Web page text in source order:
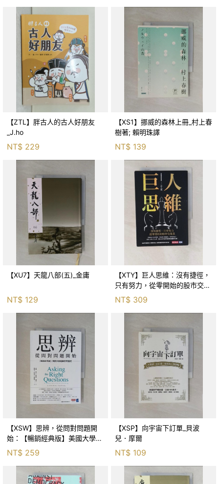
【ZTL】胖古人的古人好朋友
_J.ho
NT$ 229
【XS1】挪威的森林上冊_村上春
樹著; 賴明珠譯
NT$ 139
【XU7】天龍八部(五)_金庸
NT$ 129
【XTY】巨人思維：沒有捷徑，
只有努力，從零開始的股市交易
員_巨人傑
NT$ 309
【XSW】思辨，從問對問題開
始：【暢銷經典版】美國大學邏
輯思考聖經_尼爾．布朗, 史都
華．基里, 羅耀宗, 蔡宏明, 黃賓
NT$ 259
【XSP】向宇宙下訂單_貝波
兒．摩爾
NT$ 109